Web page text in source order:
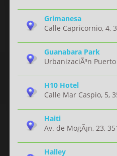
Grimanesa
Calle Capricornio, 4,
Guanabara Park
UrbanizaciÃ³n Puerto
H10 Hotel
Calle Mar Caspio, 5,
Haiti
Av. de MogÃ¡n, 23,
Halley